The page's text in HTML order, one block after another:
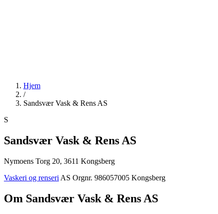
Hjem
/
Sandsvær Vask & Rens AS
S
Sandsvær Vask & Rens AS
Nymoens Torg 20, 3611 Kongsberg
Vaskeri og renseri AS Orgnr. 986057005 Kongsberg
Om Sandsvær Vask & Rens AS